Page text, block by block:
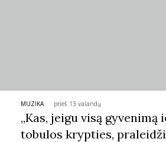
FOTOGRAFIJA
MENAS
MUZIKA prieš 13 valandų
„Kas, jeigu visą gyvenimą
tobulos krypties,